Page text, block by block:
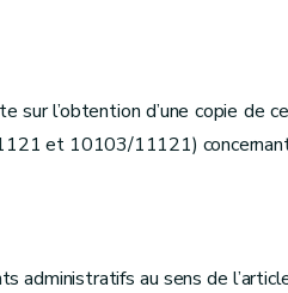
l’obtention d’une copie de
et 10103/11121) concernant
administratifs au sens de